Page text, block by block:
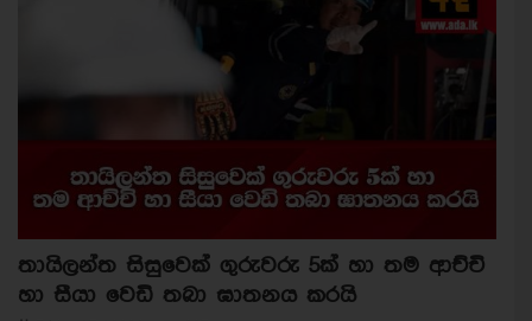
තායිලන්ත සිසුවෙක් ගුරුවරු 5ක් හා තම ආච්චි
හා සීයා වෙඩි තබා ඝාතනය කරයි